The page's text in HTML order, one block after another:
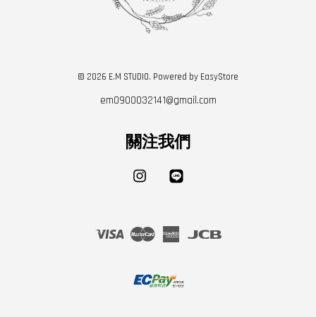
© 2026 E.M STUDIO. Powered by EasyStore
em0900032141@gmail.com
關注我們
Instagram
Visa Master
American